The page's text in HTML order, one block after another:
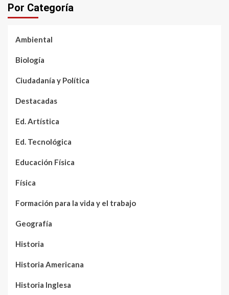
Por Categoría
Ambiental
Biología
Ciudadanía y Política
Destacadas
Ed. Artística
Ed. Tecnológica
Educación Física
Física
Formación para la vida y el trabajo
Geografía
Historia
Historia Americana
Historia Inglesa